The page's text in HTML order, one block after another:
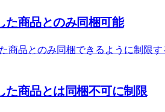
た商品とのみ同梱可能
商品とのみ同梱できるように制限す
た商品とは同梱不可に制限